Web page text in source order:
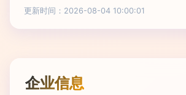
更新时间：2026-08-04 10:00:01
企业信息